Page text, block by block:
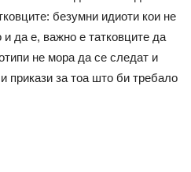
безумни идиоти кои не
да е, важно е татковците да
не мора да се следат и
прикази за тоа што би требало